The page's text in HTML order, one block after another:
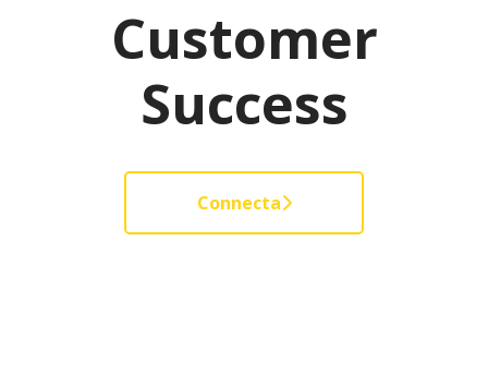
Customer
Success
Connecta